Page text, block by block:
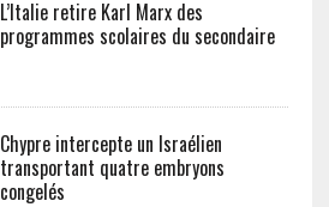
L’Italie retire Karl Marx des
programmes scolaires du secondaire
Chypre intercepte un Israélien
transportant quatre embryons
congelés